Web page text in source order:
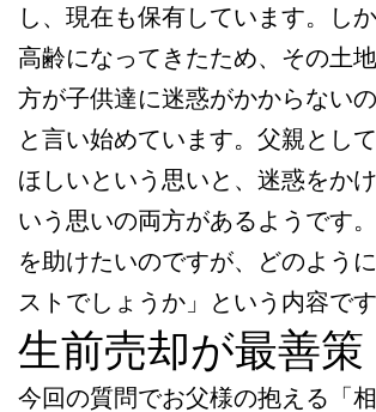
し、現在も保有しています。し
高齢になってきたため、その土
方が子供達に迷惑がかからない
と言い始めています。父親とし
ほしいという思いと、迷惑をか
いう思いの両方があるようです
を助けたいのですが、どのよう
ストでしょうか」という内容です
生前売却が最善策
今回の質問でお父様の抱える「